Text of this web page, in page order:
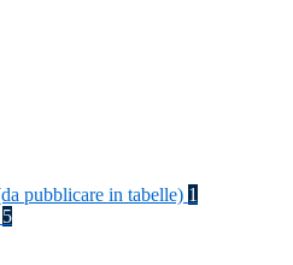
pubblicare in tabelle) 1
5